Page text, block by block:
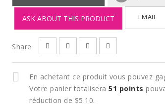
ASK ABOUT THIS PRODUCT EMAIL
Share
En achetant ce produit vous pouvez
Votre panier totalisera 51 points
réduction de $5.10.